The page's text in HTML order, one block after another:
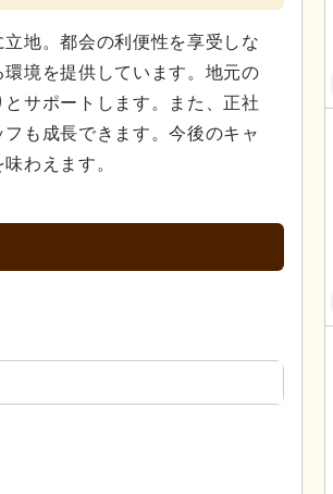
地。都会の利便性を享受しな
境を提供しています。地元の
サポートします。また、正社
も成長できます。今後のキャ
わえます。